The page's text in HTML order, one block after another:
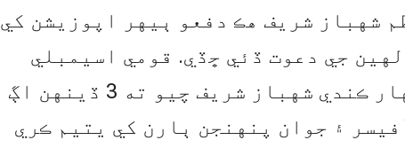
شهباز شريف هڪ دفعو ٻيهر اپوزيشن کي
جي دعوت ڏئي ڇڏي. قومي اسيمبلي
اجلاس ۾ خيالن جو اظهار ڪندي شهباز شريف چيو ته 3 ڏينهن اڳ
آفيسر ۽ جوان پنهنجن ٻارن کي يتيم ڪري